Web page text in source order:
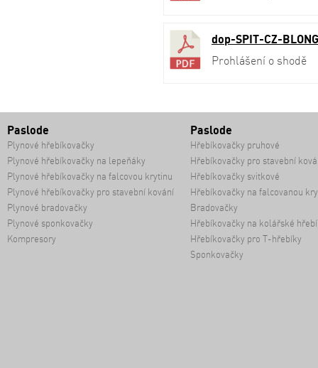
dop-SPIT-CZ-
Prohlášení o shodě
Paslode
Plynové hřebíkovačky
Plynové hřebíkovačky na lepeňáky
Plynové hřebíkovačky na falcovou krytinu
Plynové hřebíkovačky pro stavební kování
Plynové bradovačky
Plynové sponkovačky
Kompresory
Paslode
Hřebíkovačky pruhové
Hřebíkovačky pro stavební
Hřebíkovačky svitkové
Hřebíkovačky na falcovanou
Bradovačky
Hřebíkovačky na kolářské
Hřebíkovačky pro T-hřebíky
Sponkovačky